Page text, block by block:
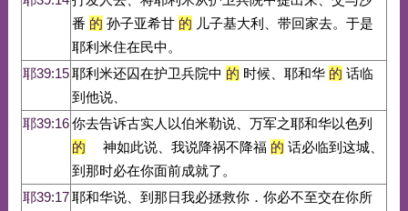
番 的 孙子亚希甘 的 儿子基大利、带回家去。于是
耶利米住在民中。
耶39:15耶利米还囚在护卫兵院中 的 时候、耶和华 的 话临
到他说、
耶39:16你去告诉古实人以伯米勒说、万军之耶和华以色列
的 神如此说、我说降祸不降福 的 话必临到这城、
到那时必在你面前成就了。
耶39:17耶和华说、到那日我必拯救你．你必不至交在你所